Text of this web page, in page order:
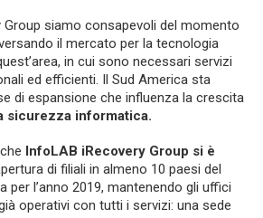
Group siamo consapevoli del momento
il mercato per la tecnologia
in cui sono necessari servizi
ed efficienti. Il Sud America sta
di espansione che influenza la crescita
sicurezza informatica.
InfoLAB iRecovery Group si è
di filiali in almeno 10 paesi del
per l’anno 2019, mantenendo gli uffici
operativi con tutti i servizi: una sede